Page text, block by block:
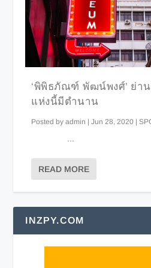
‘พิพิธภัณฑ์ พัฒน์พงศ์’ ย่า
แห่งนี้มีตำนาน
Posted byadmin |Jun 28, 2020 |
...
READ MORE
INZPY.COM